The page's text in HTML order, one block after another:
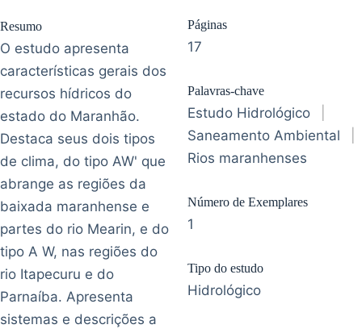
Resumo
O estudo apresenta
características gerais dos
recursos hídricos do
estado do Maranhão.
Destaca seus dois tipos
de clima, do tipo AW' que
abrange as regiões da
baixada maranhense e
partes do rio Mearin, e do
tipo A W, nas regiões do
rio Itapecuru e do
Parnaíba. Apresenta
sistemas e descrições a
Páginas
17
Palavras-chave
Estudo Hidrológico
Saneamento Ambiental
Rios maranhenses
Número de Exemplares
1
Tipo do estudo
Hidrológico